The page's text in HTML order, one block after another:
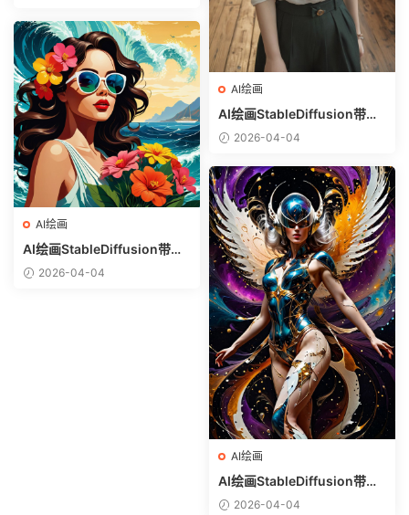
AI绘画
AI绘画StableDiffusion带信
息样图（civitai.com网站精
2026-04-04
AI绘画
AI绘画StableDiffusion带信
息样图（civitai.com网站精
2026-04-04
AI绘画
AI绘画StableDiffusion带信
息样图（civitai.com网站精
2026-04-04